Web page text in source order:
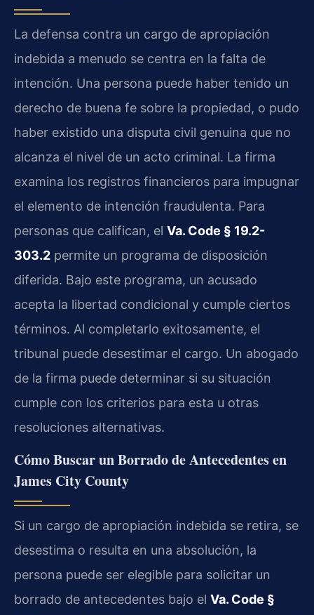
La defensa contra un cargo de apropiación
indebida a menudo se centra en la falta de
intención. Una persona puede haber tenido un
derecho de buena fe sobre la propiedad, o pudo
haber existido una disputa civil genuina que no
alcanza el nivel de un acto criminal. La firma
examina los registros financieros para impugnar
el elemento de intención fraudulenta. Para
personas que califican, el Va. Code § 19.2-
303.2 permite un programa de disposición
diferida. Bajo este programa, un acusado
acepta la libertad condicional y cumple ciertos
términos. Al completarlo exitosamente, el
tribunal puede desestimar el cargo. Un abogado
de la firma puede determinar si su situación
cumple con los criterios para esta u otras
resoluciones alternativas.
Cómo Buscar un Borrado de Antecedentes en
James City County
Si un cargo de apropiación indebida se retira, se
desestima o resulta en una absolución, la
persona puede ser elegible para solicitar un
borrado de antecedentes bajo el Va. Code §